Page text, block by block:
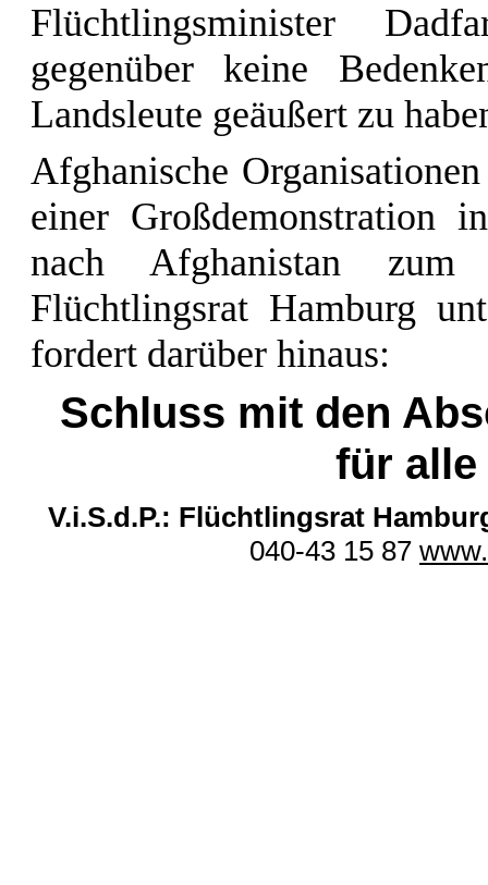
Flüchtlingsminister
gegenüber keine
Landsleute geäußert zu
Afghanische
einer Großdemonstration
nach Afghanistan
Flüchtlingsrat Hamburg
fordert darüber hinaus:
Schluss mit den
für
V.i.S.d.P.: Flüchtlingsrat
040-43 15 87